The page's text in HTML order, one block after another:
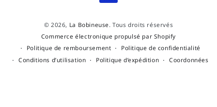
© 2026, La Bobineuse. Tous droits réservés
Commerce électronique propulsé par Shopify
Politique de remboursement
Politique de confidentialité
Conditions d’utilisation
Politique d’expédition Coordonnées